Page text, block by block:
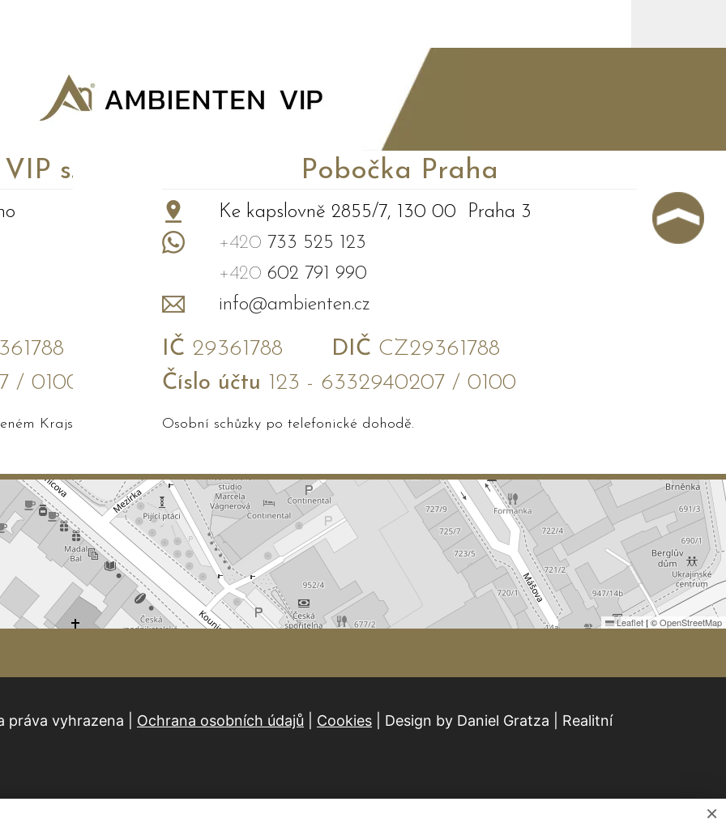
Leaflet |©OpenStreetMap
s.r.o.
/ 0100
Krajským soudem v Brně
Pobočka Praha
Ke kapslovně 2855/7, 130 00 Praha 3
+420 733 525 123
+420 602 791 990
info@ambienten.cz
IČ 29361788 DIČ CZ29361788
Číslo účtu 123 - 6332940207 / 0100
Osobní schůzky po telefonické dohodě.
práva vyhrazena | Ochrana osobních údajů Cookies | Design by Daniel Gratza | Realitní
×